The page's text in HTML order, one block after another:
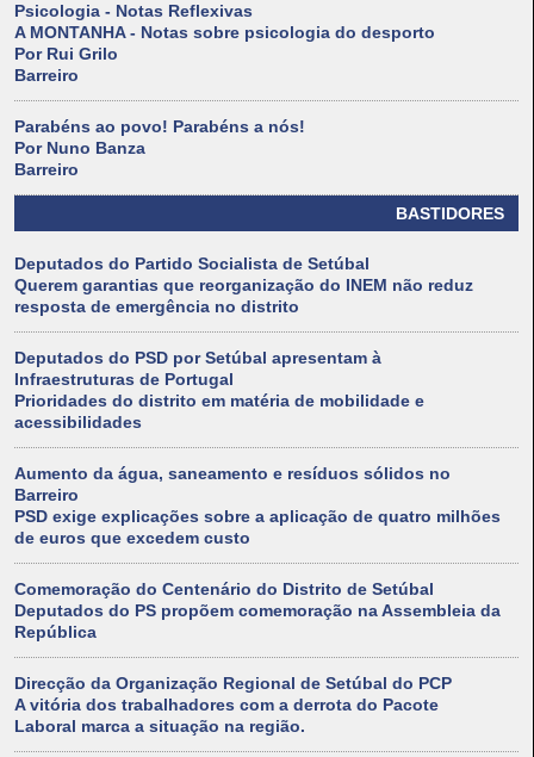
Psicologia - Notas Reflexivas
A MONTANHA - Notas sobre psicologia do desporto
Por Rui Grilo
Barreiro
Parabéns ao povo! Parabéns a nós!
Por Nuno Banza
Barreiro
BASTIDORES
Deputados do Partido Socialista de Setúbal
Querem garantias que reorganização do INEM não reduz
resposta de emergência no distrito
Deputados do PSD por Setúbal apresentam à
Infraestruturas de Portugal
Prioridades do distrito em matéria de mobilidade e
acessibilidades
Aumento da água, saneamento e resíduos sólidos no
Barreiro
PSD exige explicações sobre a aplicação de quatro milhões
de euros que excedem custo
Comemoração do Centenário do Distrito de Setúbal
Deputados do PS propõem comemoração na Assembleia da
República
Direcção da Organização Regional de Setúbal do PCP
A vitória dos trabalhadores com a derrota do Pacote
Laboral marca a situação na região.